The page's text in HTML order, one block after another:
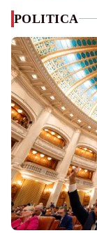
POLITICA